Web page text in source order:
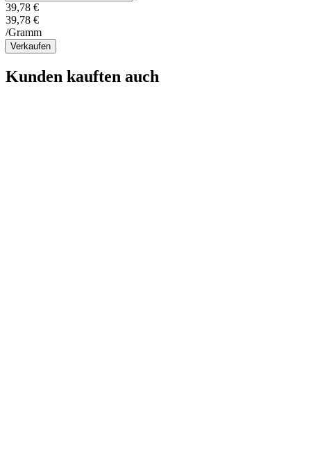
39,78 €
39,78 €
/Gramm
Verkaufen
Kunden kauften auch